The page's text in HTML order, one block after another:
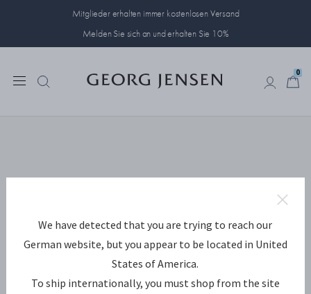
Mitglieder erhalten immer kostenlosen Versand
Melden Sie sich an und erhalten Sie 10%
0
We have detected that you are trying to reach our
German website, but you appear to be located in United
States of America.
To ship internationally, you must shop from the site